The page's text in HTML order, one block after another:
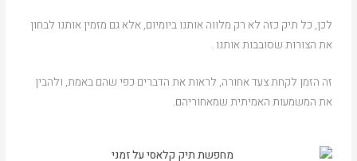
לכן, כל תיק כזה לא רק מלווה אותנו ביומיום, אלא גם מזמין אותנו לבחון
את הצורות שסובבות אותנו .
זה הזמן לקחת צעד אחורה, לראות את הדברים כפי שהם באמת, ולהבין
את המשמעות האמיתית שמאחוריהם.